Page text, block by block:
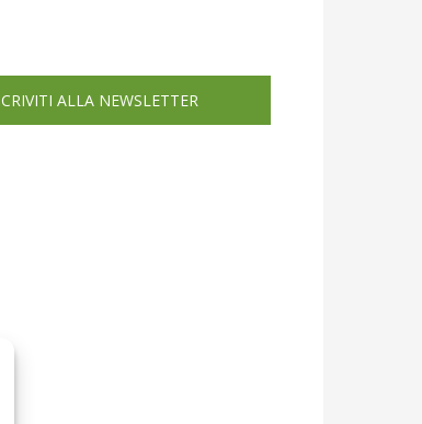
ALLA NEWSLETTER